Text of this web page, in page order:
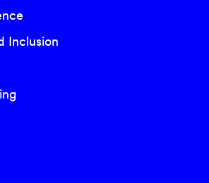
Inclusion